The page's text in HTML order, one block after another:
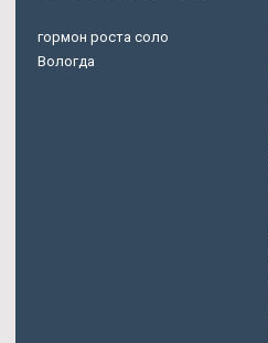
гормон роста соло
Вологда